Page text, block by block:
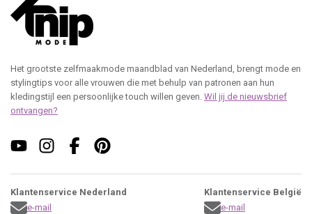
Het grootste zelfmaakmode maandblad van Nederland, brengt mode en
stylingtips voor alle vrouwen die met behulp van patronen aan hun
kledingstijl een persoonlijke touch willen geven. Wil jij de nieuwsbrief
ontvangen?
Klantenservice Nederland
e-mail
Klantenservice België
e-mail